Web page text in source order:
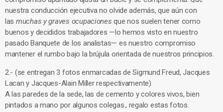
nuestra conducción ejecutiva no olvide además, que aún con
las muchas y graves ocupacionesque nos suelen tener como
buenos y decididos trabajadores —lo hemos visto en nuestro
pasado Banquete de los analistas— es nuestro compromiso
mantener el rumbo bajo la brújula orientada de nuestros principios.
2.- (se entregan 3 fotos enmarcadas de Sigmund Freud, Jacques
Lacan y Jacques-Alain Miller respectivamente)
A las paredes de la sede, las de cemento y colores vivos, bien
pintados a mano por algunos colegas., regalo estas fotos.